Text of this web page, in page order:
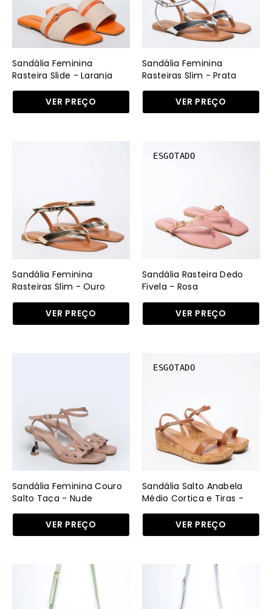
Laranja
SDI-
11543
-
LR
Sandália Feminina
Rasteira Slide - Laranja
VER PREÇO
Prata
SDI-
11535
-
PT
Sandália Feminina
Rasteiras Slim - Prata
VER PREÇO
-
Ouro
SDI-
11535
-
AU
Sandália Feminina
Rasteiras Slim - Ouro
VER PREÇO
-
Rosa
SDI-
-
ESGOTADO
Sandália Rasteira Dedo
Fivela - Rosa
VER PREÇO
Salto
Taça
-
Nude
SDI-
11527
-
NU
Sandália Feminina Couro
Salto Taça - Nude
VER PREÇO
Médio
Cortiça
e
Tiras
-
Castor
SDI-
11522
-
ESGOTADO
Sandália Salto Anabela
Médio Cortiça e Tiras -
Castor
VER PREÇO
Bolsa
Clutch
Couro
Bolsa
Clutch
Couro